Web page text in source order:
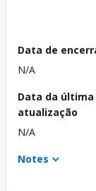
Data de
N/A
Data da última
atualização
N/A
Notes